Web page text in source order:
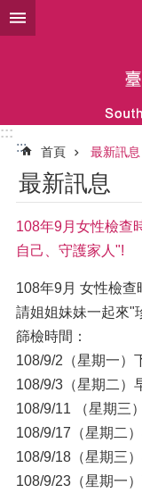
跳到主要內容區塊
:::
:::
首頁 最新訊息
最新訊息
108年9月女性檢查
自己、守護家人"!
108年9月 女性檢查
請姐姐妹妹一起來"
篩檢時間：
108/9/2（星期一）
108/9/3（星期二）
108/9/11 （星期三
108/9/17（星期二
108/9/18（星期三
108/9/23（星期一